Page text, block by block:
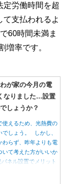
定労働時間を超
て支払われるよ
60時間未満ま
増率です。
が家の今月の電
なりました…設置
しょうか？
使えるため、光熱費の
でしょう。 しかし、
わらず、昨年よりも電
いて考えた方がいいか
ネル設置でメリット